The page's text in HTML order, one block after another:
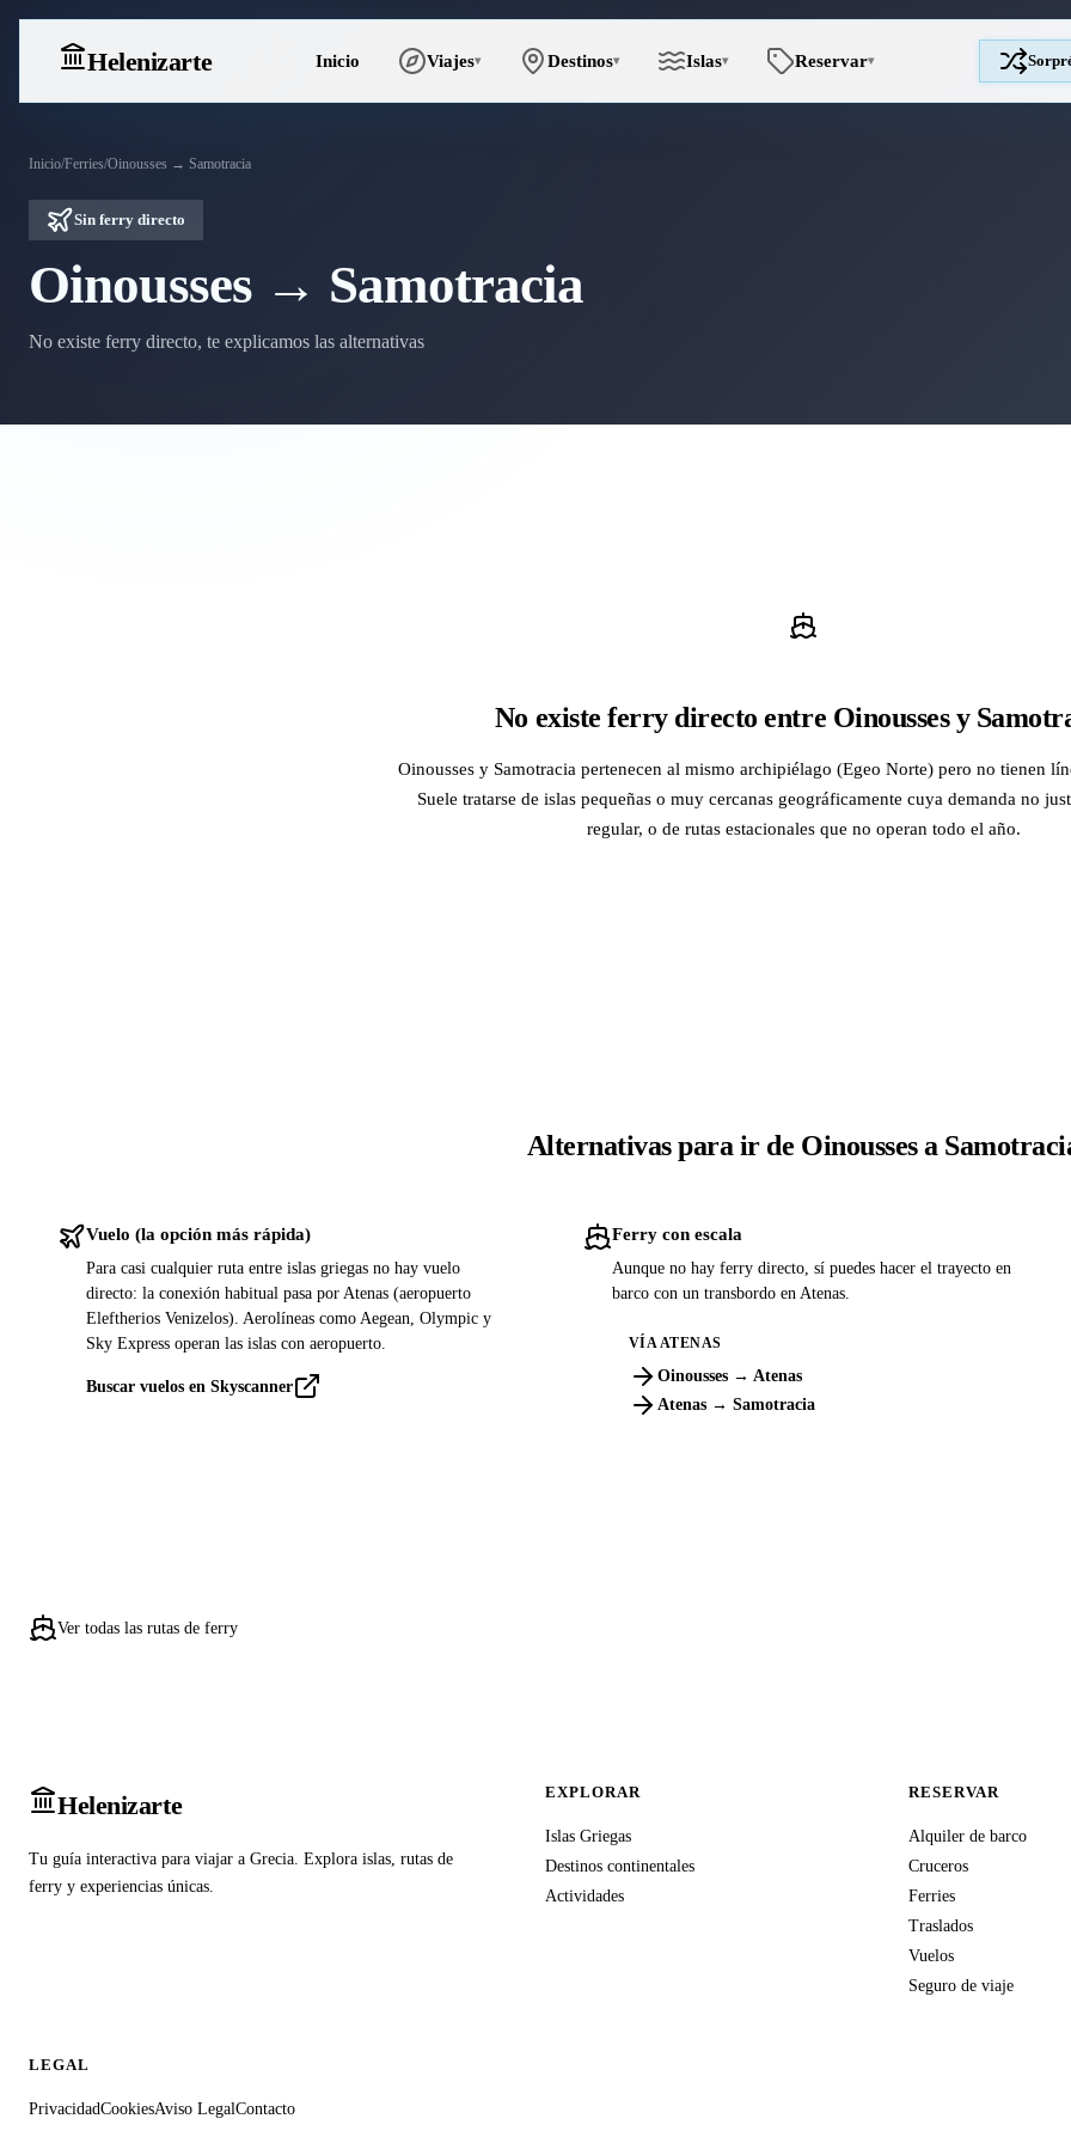
Helenizarte Inicio Viajes▾ Destinos▾ Islas▾ Reservar▾
Inicio/Ferries/Oinousses → Samotracia
Sin ferry directo
Oinousses → Samotracia
No existe ferry directo, te explicamos las alternativas
No existe ferry directo entre Oinousses y
Oinousses y Samotracia pertenecen al mismo archipiélago (Egeo Norte) pero no tienen
Suele tratarse de islas pequeñas o muy cercanas geográficamente cuya demanda no
regular, o de rutas estacionales que no operan todo el año.
Alternativas para ir de Oinousses a
Vuelo (la opción más rápida)
Para casi cualquier ruta entre islas griegas no hay vuelo
directo: la conexión habitual pasa por Atenas (aeropuerto
Eleftherios Venizelos). Aerolíneas como Aegean, Olympic y
Sky Express operan las islas con aeropuerto.
Buscar vuelos en Skyscanner
Ferry con escala
Aunque no hay ferry directo, sí puedes hacer el trayecto en
barco con un transbordo en Atenas.
VÍA ATENAS
Oinousses → Atenas
Atenas → Samotracia
Ver todas las rutas de ferry
Helenizarte
Tu guía interactiva para viajar a Grecia. Explora islas, rutas de
ferry y experiencias únicas.
EXPLORAR
Islas Griegas
Destinos continentales
Actividades
RESERVAR
Alquiler de barco
Cruceros
Ferries
Traslados
Vuelos
Seguro de viaje
LEGAL
PrivacidadCookiesAviso LegalContacto